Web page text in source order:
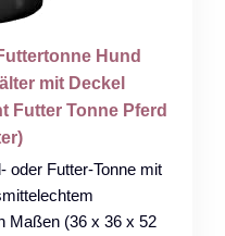
Hund
mit Deckel
Futter Tonne Pferd
oder Futter-Tonne mit
Maßen (36 x 36 x 52